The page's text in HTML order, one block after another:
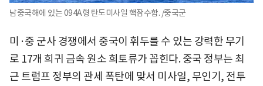
남중국해에 있는 094A형 탄도미사일 핵잠수함. /중국군
미·중 군사 경쟁에서 중국이 휘두를 수 있는 강력한 무기
로 17개 희귀 금속 원소 희토류가 꼽힌다. 중국 정부는 최
근 트럼프 정부의 관세 폭탄에 맞서 미사일, 무인기, 전투